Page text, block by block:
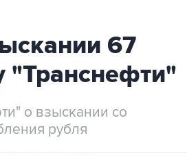
67
"Транснефти"
о взыскании со
рубля